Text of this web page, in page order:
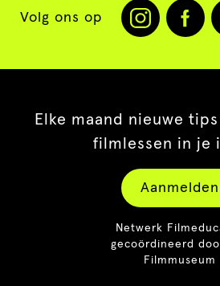
Volg ons op
Elke maand nieuwe
filmlessen in je
Aanmelden
Netwerk
gecoördineerd
Filmmuseum